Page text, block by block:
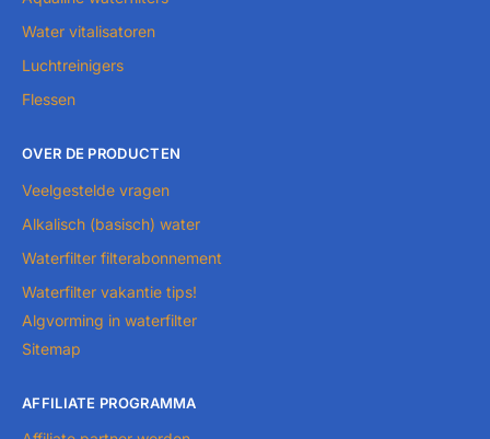
Water vitalisatoren
Luchtreinigers
Flessen
OVER DE PRODUCTEN
Veelgestelde vragen
Alkalisch (basisch) water
Waterfilter filterabonnement
Waterfilter vakantie tips!
Algvorming in waterfilter
Sitemap
AFFILIATE PROGRAMMA